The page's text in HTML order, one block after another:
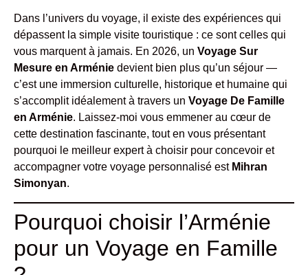
Dans l’univers du voyage, il existe des expériences qui
dépassent la simple visite touristique : ce sont celles qui
vous marquent à jamais. En 2026, un Voyage Sur
Mesure en Arménie devient bien plus qu’un séjour —
c’est une immersion culturelle, historique et humaine qui
s’accomplit idéalement à travers un Voyage De Famille
en Arménie. Laissez-moi vous emmener au cœur de
cette destination fascinante, tout en vous présentant
pourquoi le meilleur expert à choisir pour concevoir et
accompagner votre voyage personnalisé est Mihran
Simonyan.
Pourquoi choisir l’Arménie
pour un Voyage en Famille